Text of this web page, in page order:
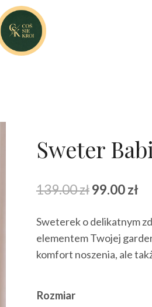
Sweter
139.00złPierwotna
wynosiła:
139.00 zł.
99.00zł
Sweterek o delikatnym
elementem Twojej
komfort noszenia, ale
Rozmiar